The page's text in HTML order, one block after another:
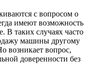
с вопросом о
имеют возможность
В таких случаях часто
машины другому
возникает вопрос,
доверенности без